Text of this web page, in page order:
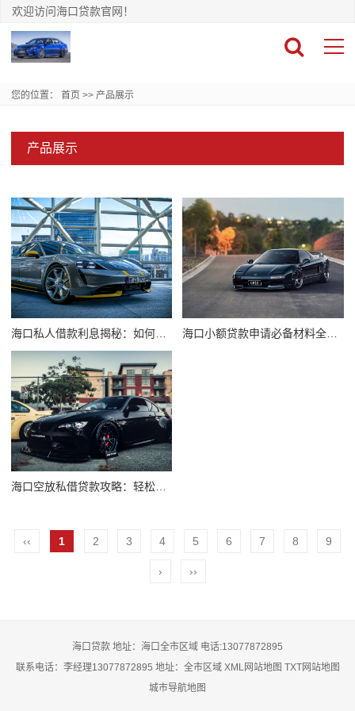
欢迎访问海口贷款官网！
您的位置： 首页 >> 产品展示
产品展示
‹‹ 1 2 3 4 5 6 7 8 9
› ››
海口贷款 地址：海口全市区域 电话:13077872895
联系电话：李经理13077872895 地址：全市区域 XML网站地图 TXT网站地图
城市导航地图